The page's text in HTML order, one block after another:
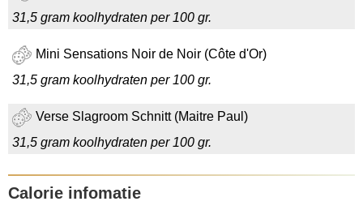
31,5 gram koolhydraten per 100 gr.
Mini Sensations Noir de Noir (Côte d'Or)
31,5 gram koolhydraten per 100 gr.
Verse Slagroom Schnitt (Maitre Paul)
31,5 gram koolhydraten per 100 gr.
Calorie infomatie